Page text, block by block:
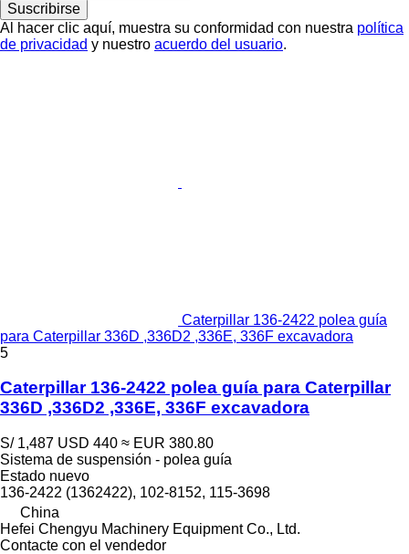
Suscribirse
Al hacer clic aquí, muestra su conformidad con nuestra política
de privacidad y nuestro acuerdo del usuario.
Caterpillar 136-2422 polea guía
para Caterpillar 336D ,336D2 ,336E, 336F excavadora
5
Caterpillar 136-2422 polea guía para Caterpillar
336D ,336D2 ,336E, 336F excavadora
S/ 1,487 USD 440 ≈ EUR 380.80
Sistema de suspensión - polea guía
Estado nuevo
136-2422 (1362422), 102-8152, 115-3698
China
Hefei Chengyu Machinery Equipment Co., Ltd.
Contacte con el vendedor